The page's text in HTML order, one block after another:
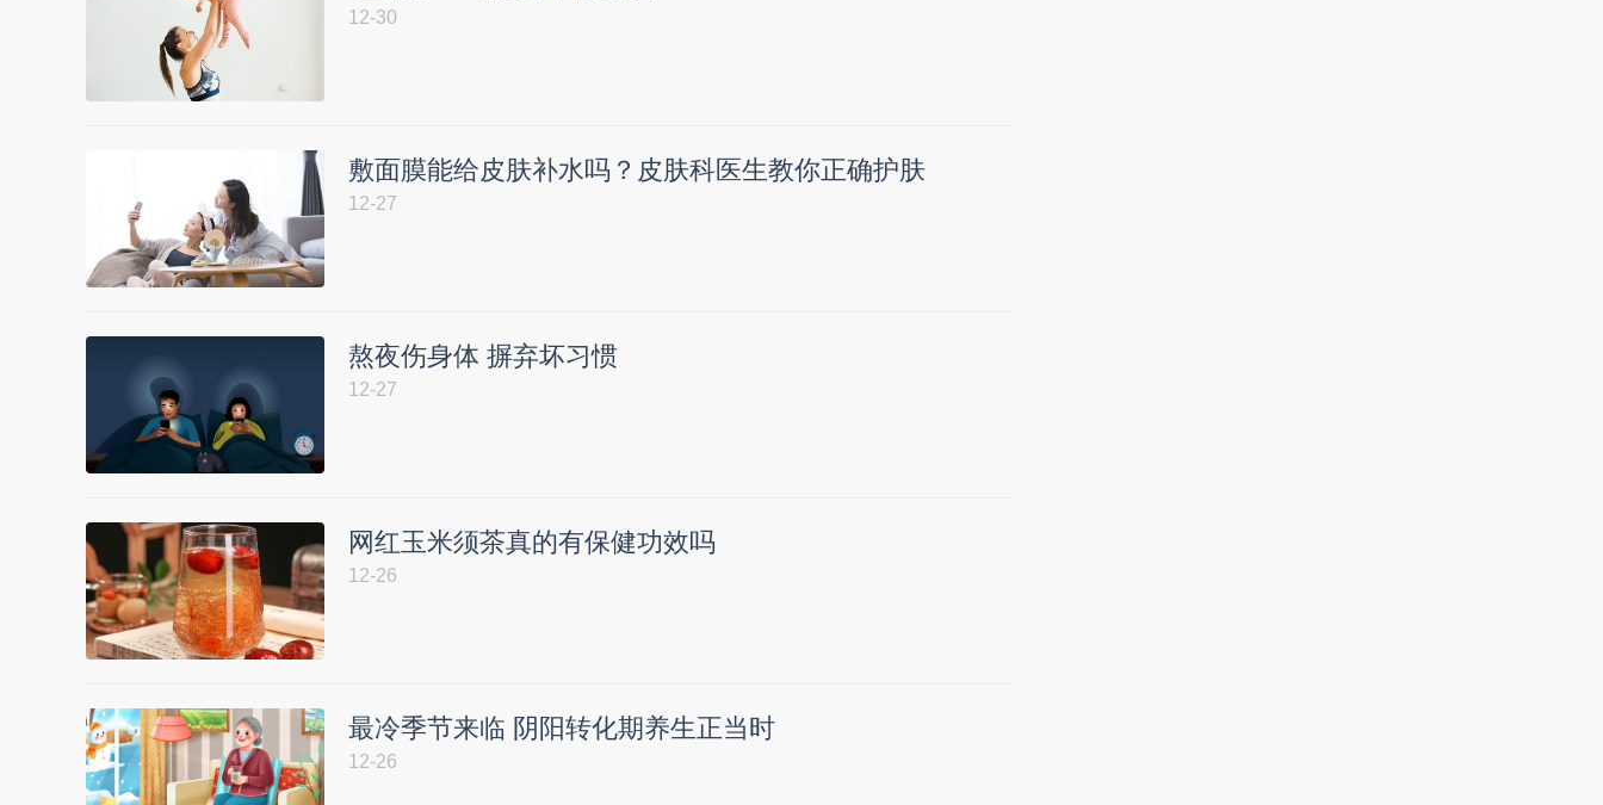
12-30
敷面膜能给皮肤补水吗？皮肤科医生教你正确护肤
12-27
熬夜伤身体 摒弃坏习惯
12-27
网红玉米须茶真的有保健功效吗
12-26
最冷季节来临 阴阳转化期养生正当时
12-26